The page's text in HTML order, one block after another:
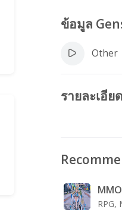
ข้อมูล
Other
รายละเอี
RPG,